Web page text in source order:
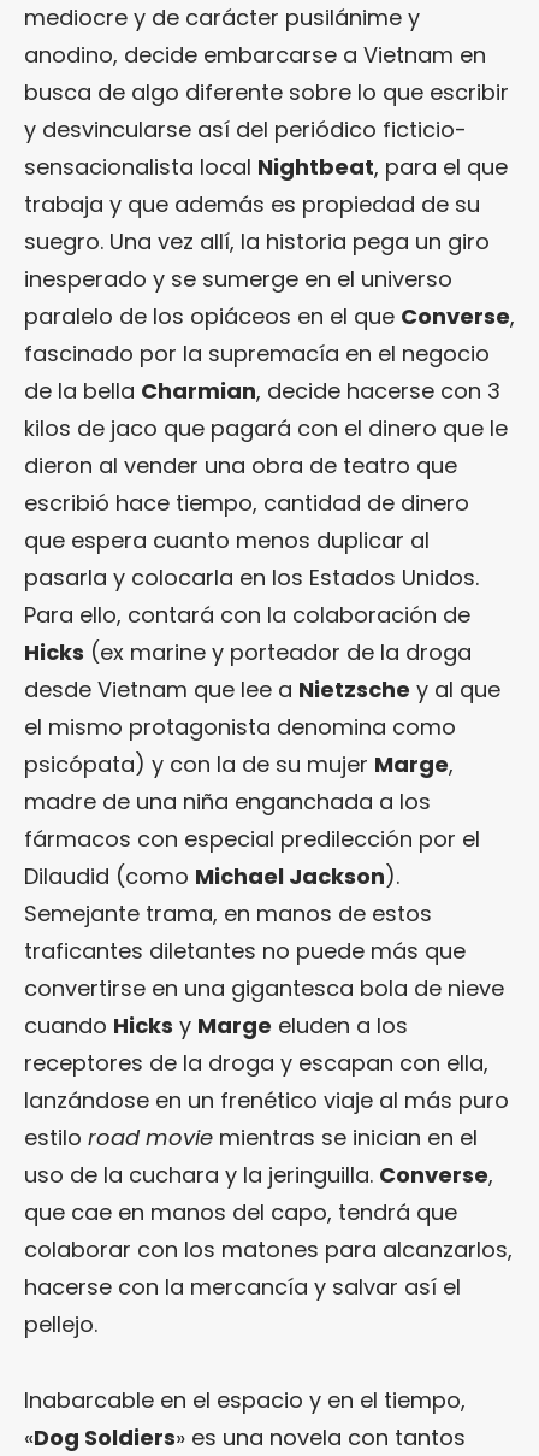
mediocre y de carácter pusilánime y
anodino, decide embarcarse a Vietnam en
busca de algo diferente sobre lo que escribir
y desvincularse así del periódico ficticio-
sensacionalista local Nightbeat, para el que
trabaja y que además es propiedad de su
suegro. Una vez allí, la historia pega un giro
inesperado y se sumerge en el universo
paralelo de los opiáceos en el que Converse,
fascinado por la supremacía en el negocio
de la bella Charmian, decide hacerse con 3
kilos de jaco que pagará con el dinero que le
dieron al vender una obra de teatro que
escribió hace tiempo, cantidad de dinero
que espera cuanto menos duplicar al
pasarla y colocarla en los Estados Unidos.
Para ello, contará con la colaboración de
Hicks (ex marine y porteador de la droga
desde Vietnam que lee a Nietzsche y al que
el mismo protagonista denomina como
psicópata) y con la de su mujer Marge,
madre de una niña enganchada a los
fármacos con especial predilección por el
Dilaudid (como Michael Jackson).
Semejante trama, en manos de estos
traficantes diletantes no puede más que
convertirse en una gigantesca bola de nieve
cuando Hicks y Marge eluden a los
receptores de la droga y escapan con ella,
lanzándose en un frenético viaje al más puro
estilo road movie mientras se inician en el
uso de la cuchara y la jeringuilla. Converse,
que cae en manos del capo, tendrá que
colaborar con los matones para alcanzarlos,
hacerse con la mercancía y salvar así el
pellejo.
Inabarcable en el espacio y en el tiempo,
«Dog Soldiers» es una novela con tantos